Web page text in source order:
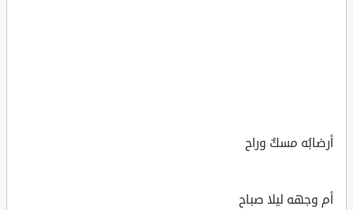
أرضابُه مسكٌ وراح
أم وجهه ليلا صباح